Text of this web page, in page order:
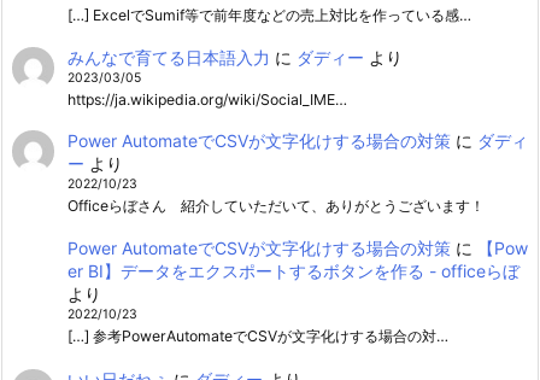
[…] ExcelでSumif等で前年度などの売上対比を作っている感…
みんなで育てる日本語入力 に ダディー より
2023/03/05
https://ja.wikipedia.org/wiki/Social_IME…
Power AutomateでCSVが文字化けする場合の対策に ダディ
ー より
2022/10/23
Officeらぼさん 紹介していただいて、ありがとうございます！
Power AutomateでCSVが文字化けする場合の対策に
【Pow
er BI】データをエクスポートするボタンを作る - officeらぼ
より
2022/10/23
[…] 参考PowerAutomateでCSVが文字化けする場合の対…